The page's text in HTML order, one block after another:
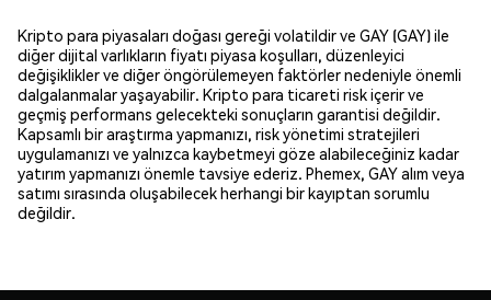
Kripto para piyasaları doğası gereği volatildir ve GAY (GAY) ile
diğer dijital varlıkların fiyatı piyasa koşulları, düzenleyici
değişiklikler ve diğer öngörülemeyen faktörler nedeniyle önemli
dalgalanmalar yaşayabilir. Kripto para ticareti risk içerir ve
geçmiş performans gelecekteki sonuçların garantisi değildir.
Kapsamlı bir araştırma yapmanızı, risk yönetimi stratejileri
uygulamanızı ve yalnızca kaybetmeyi göze alabileceğiniz kadar
yatırım yapmanızı önemle tavsiye ederiz. Phemex, GAY alım veya
satımı sırasında oluşabilecek herhangi bir kayıptan sorumlu
değildir.